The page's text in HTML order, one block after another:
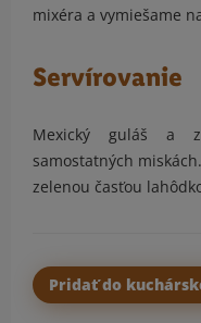
mixéra a vymiešame
Servírovanie
Mexický guláš a
samostatných
zelenou časťou
Pridať do